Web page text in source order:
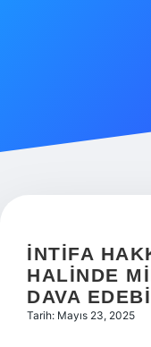
Hakkımızda
İNTIFA
HALINDE
DAVA
Tarih: Mayıs 23, 2025